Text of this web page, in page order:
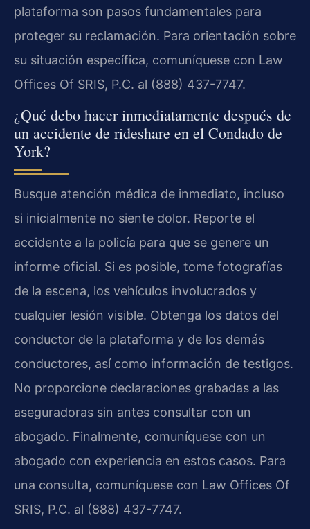
plataforma son pasos fundamentales para
proteger su reclamación. Para orientación sobre
su situación específica, comuníquese con Law
Offices Of SRIS, P.C. al (888) 437-7747.
¿Qué debo hacer inmediatamente después de
un accidente de rideshare en el Condado de
York?
Busque atención médica de inmediato, incluso
si inicialmente no siente dolor. Reporte el
accidente a la policía para que se genere un
informe oficial. Si es posible, tome fotografías
de la escena, los vehículos involucrados y
cualquier lesión visible. Obtenga los datos del
conductor de la plataforma y de los demás
conductores, así como información de testigos.
No proporcione declaraciones grabadas a las
aseguradoras sin antes consultar con un
abogado. Finalmente, comuníquese con un
abogado con experiencia en estos casos. Para
una consulta, comuníquese con Law Offices Of
SRIS, P.C. al (888) 437-7747.